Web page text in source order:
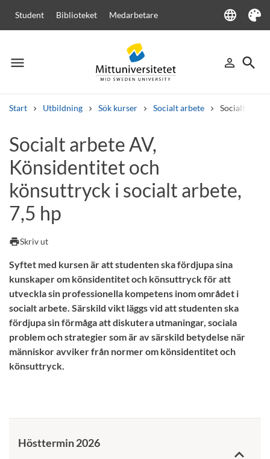
Student Biblioteket Medarbetare language
Language
Tema
menu
Meny person_outline
Logga in
search
Sök
Start Utbildning Sök kurser Socialt arbete Socialt
Andra söktjänster
Kurser och program Kursplaner Välkomstbrev
Lediga jobb
Socialt arbete AV,
Könsidentitet och
könsuttryck i socialt arbete,
7,5 hp
printSkriv ut
Syftet med kursen är att studenten ska fördjupa sina
kunskaper om könsidentitet och könsuttryck för att
utveckla sin professionella kompetens inom området i
socialt arbete. Särskild vikt läggs vid att studenten ska
fördjupa sin förmåga att diskutera utmaningar, sociala
problem och strategier som är av särskild betydelse när
människor avviker från normer om könsidentitet och
könsuttryck.
Hösttermin 2026